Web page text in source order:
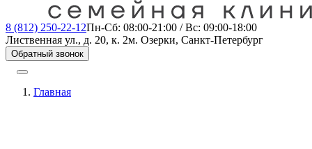
8 (812) 250-22-12Пн-Сб: 08:00-21:00 / Вс: 09:00-18:00
Лиственная ул., д. 20, к. 2м. Озерки, Санкт-Петербург
Обратный звонок
Главная